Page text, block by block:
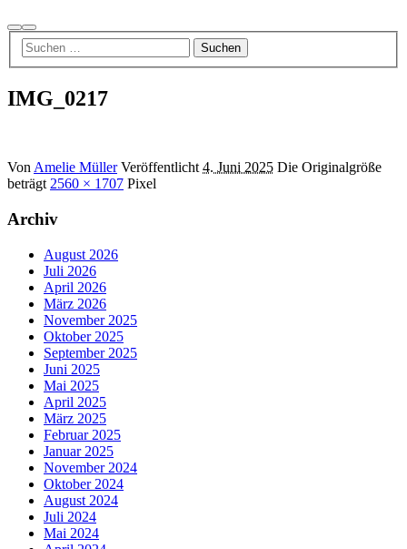
Suchen
Hauptmenü
IMG_0217
VonAmelie Müller Veröffentlicht4. Juni 2025 Die Originalgröße
beträgt2560 × 1707 Pixel
Archiv
August 2026
Juli 2026
April 2026
März 2026
November 2025
Oktober 2025
September 2025
Juni 2025
Mai 2025
April 2025
März 2025
Februar 2025
Januar 2025
November 2024
Oktober 2024
August 2024
Juli 2024
Mai 2024